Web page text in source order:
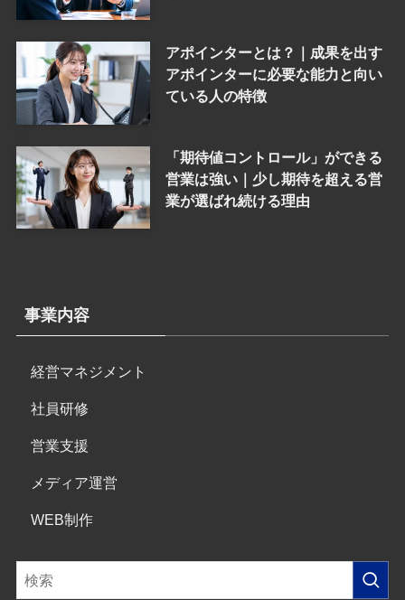
アポインターとは？｜成果を出す
アポインターに必要な能力と向い
ている人の特徴
「期待値コントロール」ができる
営業は強い｜少し期待を超える営
業が選ばれ続ける理由
事業内容
経営マネジメント
社員研修
営業支援
メディア運営
WEB制作